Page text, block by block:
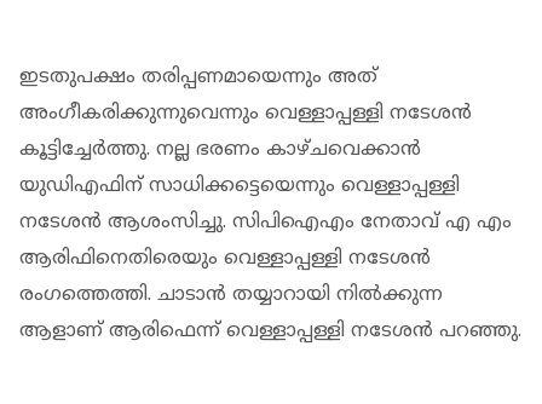
ഇടതുപക്ഷം തരിപ്പണമായെന്നും അത്
അംഗീകരിക്കുന്നുവെന്നും വെള്ളാപ്പള്ളി നടേശന്‍
കൂട്ടിച്ചേര്‍ത്തു. നല്ല ഭരണം കാഴ്ചവെക്കാന്‍
യുഡിഎഫിന് സാധിക്കട്ടെയെന്നും വെള്ളാപ്പള്ളി
നടേശന്‍ ആശംസിച്ചു. സിപിഐഎം നേതാവ് എ എം
ആരിഫിനെതിരെയും വെള്ളാപ്പള്ളി നടേശന്‍
രംഗത്തെത്തി. ചാടാന്‍ തയ്യാറായി നില്‍ക്കുന്ന
ആളാണ് ആരിഫെന്ന് വെള്ളാപ്പള്ളി നടേശന്‍ പറഞ്ഞു.